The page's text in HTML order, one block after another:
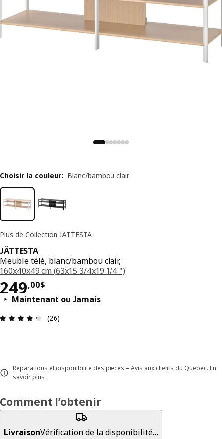
Plus de Collection JÄTTESTA
JÄTTESTA
Meuble télé, blanc/bambou clair,
160x40x49 cm (63x15 3/4x19 1/4 ")
249,00$
Prix 249,00$
Maintenant ou Jamais
Avis: 4.3 sur 5 étoiles. Nombre total d'avis: 26
(26)
Réparations et disponibilité des pièces – Avis aux clients du Québec. En
savoir plus
Choisir la couleur: Blanc/bambou clair
Comment l’obtenir
LivraisonVérification de la disponibilité…